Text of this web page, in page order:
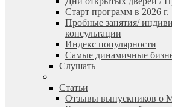
Старт программ в 2026 г.
Пробные занятия/
консультации
Индекс популярности
Самые динамичные
Слушать
—
Статьи
Отзывы выпускников о